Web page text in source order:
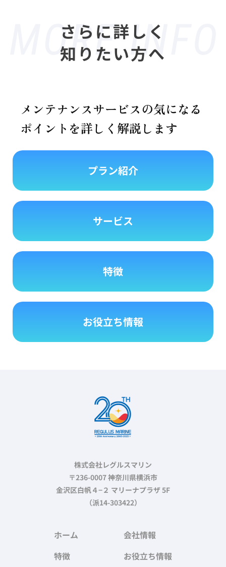
さらに詳しく
知りたい方へ
メンテナンスサービスの気になる
ポイントを詳しく解説します
プラン紹介
サービス
特徴
お役立ち情報
株式会社レグルスマリン
〒236-0007 神奈川県横浜市
金沢区白帆４−２ マリーナプラザ 5F
（派14-303422）
ホーム
特徴
会社情報
お役立ち情報